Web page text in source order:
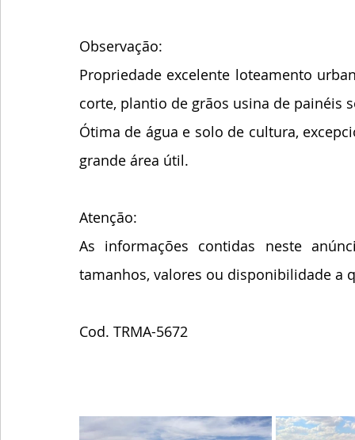
Observação:
Propriedade excelente loteamento
corte, plantio de grãos usina de painéis
Ótima de água e solo de cultura,
grande área útil.
Atenção:
As informações contidas neste
tamanhos, valores ou disponibilidade a
Cod. TRMA-5672